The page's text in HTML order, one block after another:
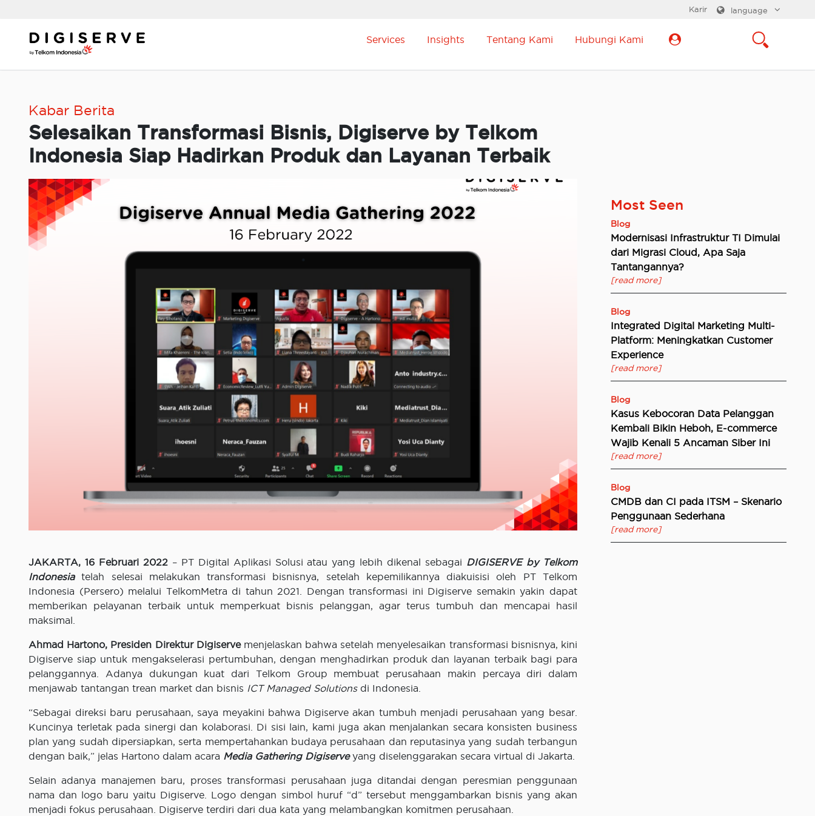
content
language
Karir
Services Insights Tentang Kami Hubungi Kami
Kabar Berita
Selesaikan Transformasi Bisnis, Digiserve by Telkom
Indonesia Siap Hadirkan Produk dan Layanan Terbaik
JAKARTA, 16 Februari 2022 – PT Digital Aplikasi Solusi atau yang lebih dikenal sebagai DIGISERVE by Telkom
Indonesiatelah selesai melakukan transformasi bisnisnya, setelah kepemilikannya diakuisisi oleh PT Telkom
Indonesia (Persero) melalui TelkomMetra di tahun 2021. Dengan transformasi ini Digiserve semakin yakin dapat
memberikan pelayanan terbaik untuk memperkuat bisnis pelanggan, agar terus tumbuh dan mencapai hasil
maksimal.
Ahmad Hartono, Presiden Direktur Digiservemenjelaskan bahwa setelah menyelesaikan transformasi bisnisnya, kini
Digiserve siap untuk mengakselerasi pertumbuhan, dengan menghadirkan produk dan layanan terbaik bagi para
pelanggannya. Adanya dukungan kuat dari Telkom Group membuat perusahaan makin percaya diri dalam
menjawab tantangan trean market dan bisnis ICT Managed Solutionsdi Indonesia.
“Sebagai direksi baru perusahaan, saya meyakini bahwa Digiserve akan tumbuh menjadi perusahaan yang besar.
Kuncinya terletak pada sinergi dan kolaborasi. Di sisi lain, kami juga akan menjalankan secara konsisten business
plan yang sudah dipersiapkan, serta mempertahankan budaya perusahaan dan reputasinya yang sudah terbangun
dengan baik,” jelas Hartono dalam acara Media Gathering Digiserveyang diselenggarakan secara virtual di Jakarta.
Selain adanya manajemen baru, proses transformasi perusahaan juga ditandai dengan peresmian penggunaan
nama dan logo baru yaitu Digiserve. Logo dengan simbol huruf “d” tersebut menggambarkan bisnis yang akan
menjadi fokus perusahaan. Digiserve terdiri dari dua kata yang melambangkan komitmen perusahaan.
Most Seen
Blog
Modernisasi Infrastruktur TI Dimulai
dari Migrasi Cloud, Apa Saja
Tantangannya?
[read more]
Blog
Integrated Digital Marketing Multi-
Platform: Meningkatkan Customer
Experience
[read more]
Blog
Kasus Kebocoran Data Pelanggan
Kembali Bikin Heboh, E-commerce
Wajib Kenali 5 Ancaman Siber Ini
[read more]
Blog
CMDB dan CI pada ITSM – Skenario
Penggunaan Sederhana
[read more]